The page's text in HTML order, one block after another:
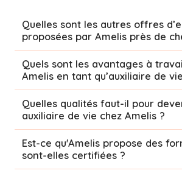
Quelles sont les autres offres
proposées par Amelis près de
Quels sont les avantages à
Amelis en tant qu’auxiliaire de
Quelles qualités faut-il pour
auxiliaire de vie chez Amelis ?
Est-ce qu'Amelis propose des
sont-elles certifiées ?